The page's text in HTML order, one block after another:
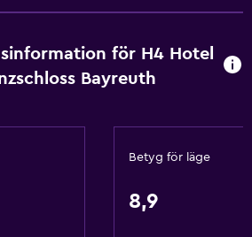
för H4 Hotel
Bayreuth
Betyg för läge
8,9